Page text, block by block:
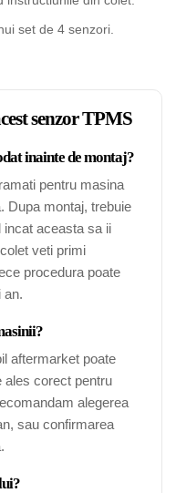
set de 4 senzori.
senzor TPMS
inainte de montaj?
pentru masina
Dupa montaj, trebuie
aceasta sa ii
veti primi
procedura poate
an.
aftermarket poate
ales corect pentru
alegerea
sau confirmarea